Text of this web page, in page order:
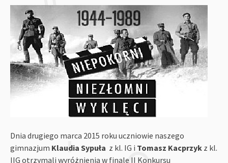
Dnia drugiego marca 2015 roku uczniowie naszego
gimnazjum Klaudia Sypuła z kl. IG i Tomasz Kacprzyk z kl.
IIG otrzymali wyróżnienia w finale II Konkursu